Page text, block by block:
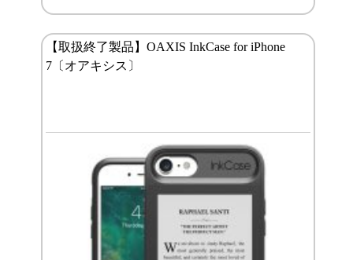
【取扱終了製品】OAXIS InkCase for iPhone
7〔オアキシス〕